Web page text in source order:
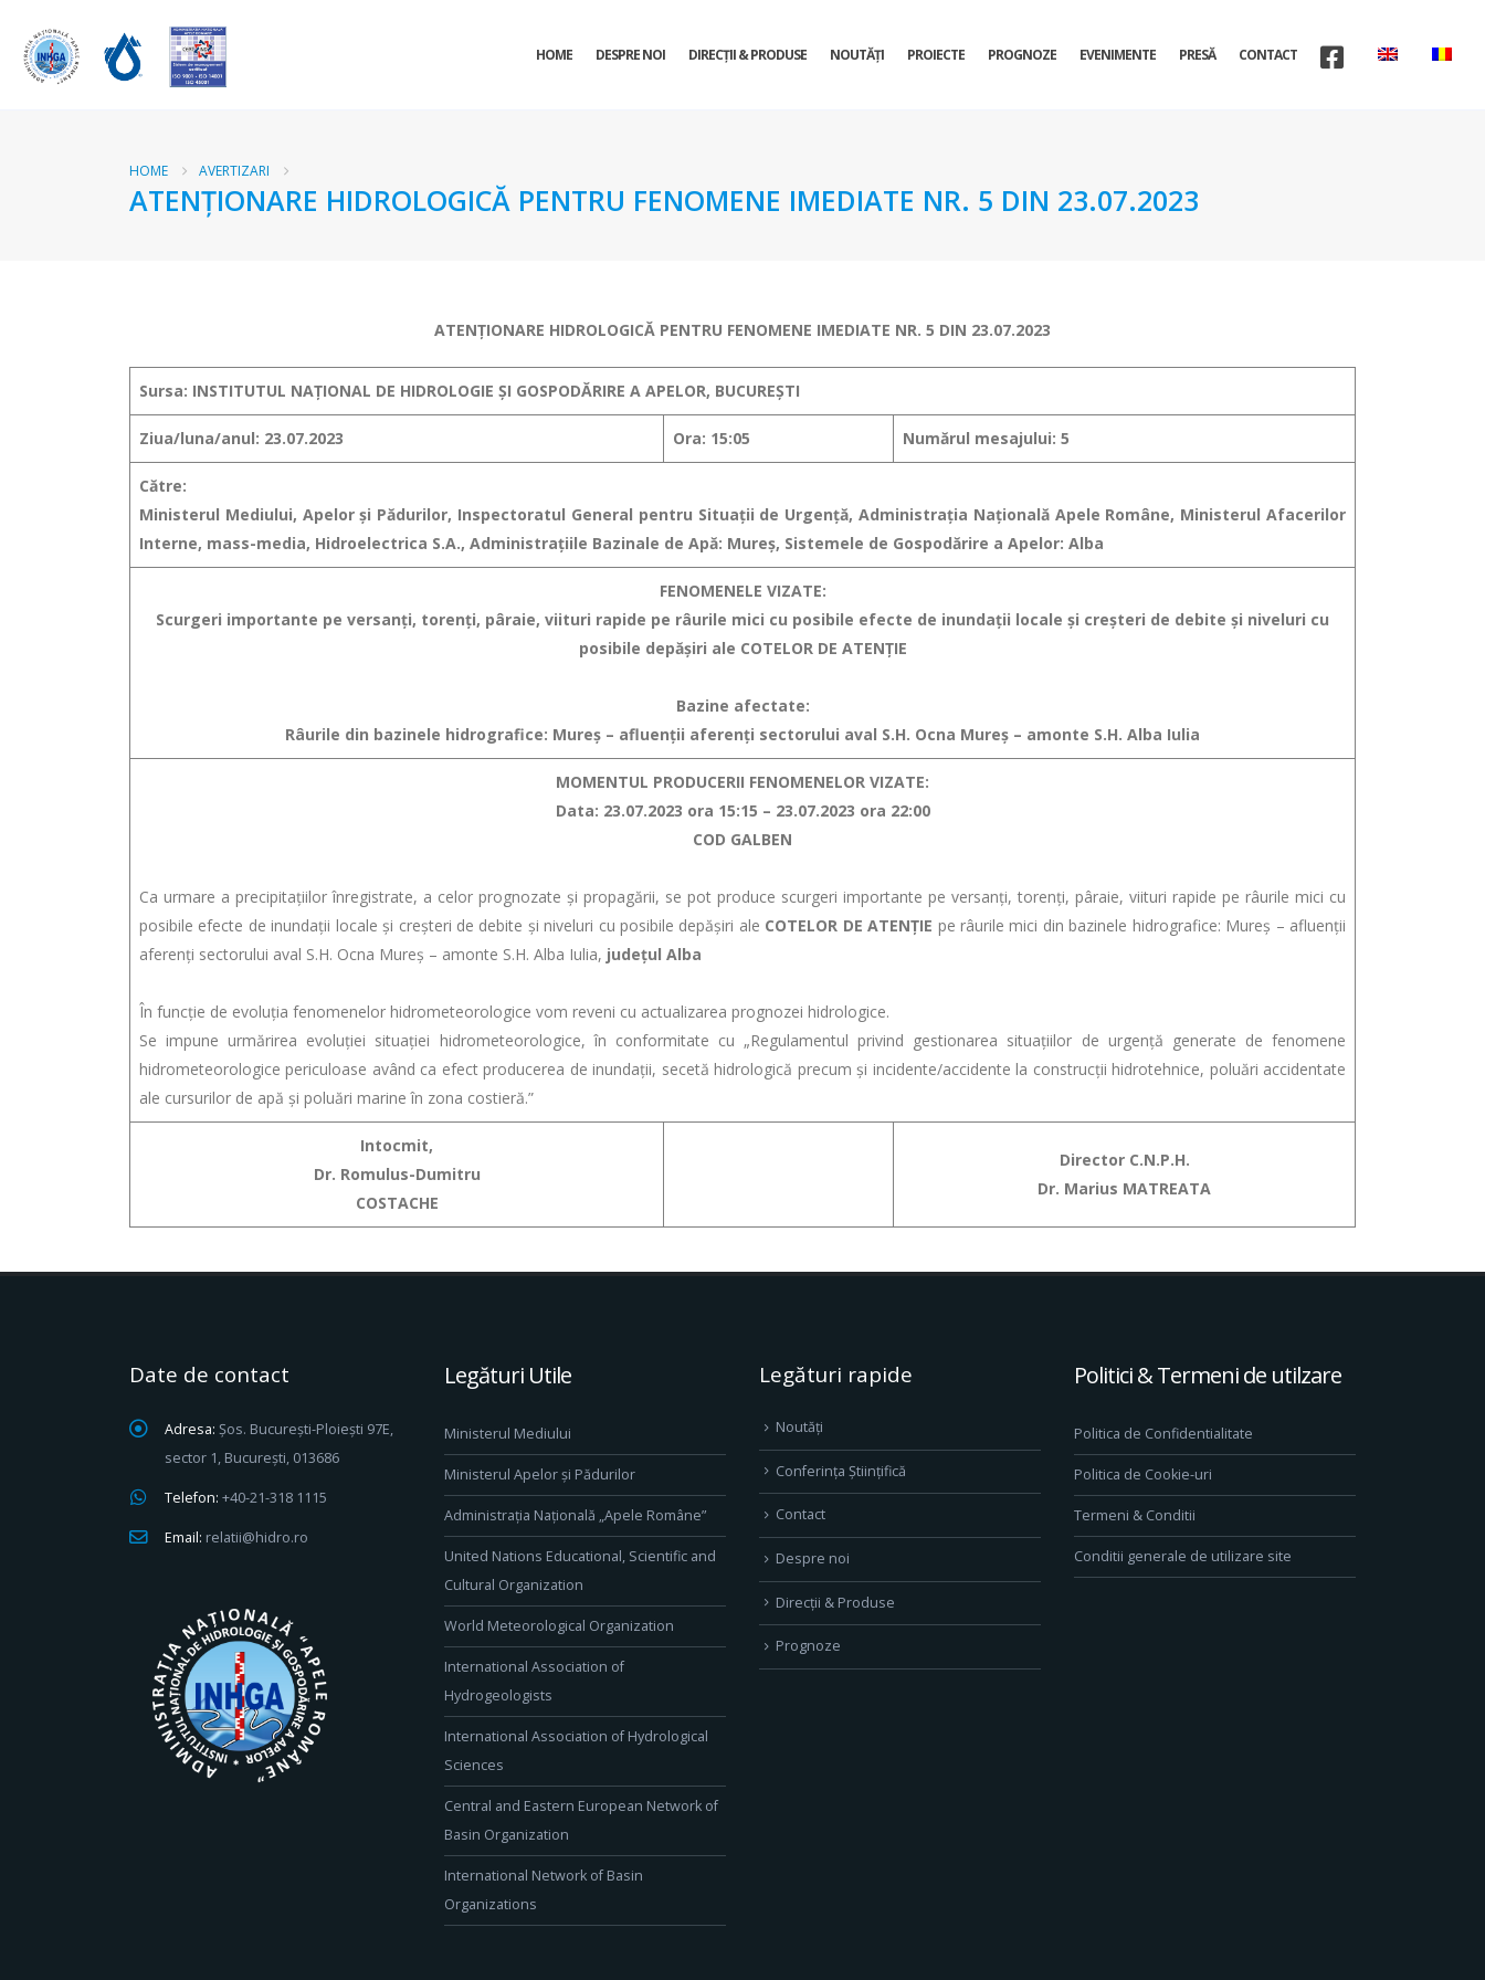
HOME DESPRE NOI DIRECŢII & PRODUSE NOUTĂȚI PROIECTE PROGNOZE EVENIMENTE PRESĂ CONTACT
HOME AVERTIZARI
ATENŢIONARE HIDROLOGICĂ PENTRU FENOMENE IMEDIATE NR. 5 DIN 23.07.2023
ATENŢIONARE HIDROLOGICĂ PENTRU FENOMENE IMEDIATE NR. 5 DIN 23.07.2023
Sursa: INSTITUTUL NAȚIONAL DE HIDROLOGIE ȘI GOSPODĂRIRE A APELOR, BUCUREȘTI
Ziua/luna/anul: 23.07.2023 Ora: 15:05 Numărul mesajului: 5
Către:
Ministerul Mediului, Apelor şi Pădurilor, Inspectoratul General pentru Situaţii de Urgenţă, Administraţia Naţională Apele Române, Ministerul Afacerilor
Interne, mass-media, Hidroelectrica S.A., Administraţiile Bazinale de Apă: Mureș, Sistemele de Gospodărire a Apelor: Alba
FENOMENELE VIZATE:
Scurgeri importante pe versanţi, torenţi, pâraie, viituri rapide pe râurile mici cu posibile efecte de inundaţii locale şi creşteri de debite şi niveluri cu
posibile depăşiri ale COTELOR DE ATENŢIE
Bazine afectate:
Râurile din bazinele hidrografice: Mureș – afluenții aferenți sectorului aval S.H. Ocna Mureș – amonte S.H. Alba Iulia
MOMENTUL PRODUCERII FENOMENELOR VIZATE:
Data: 23.07.2023 ora 15:15 – 23.07.2023 ora 22:00
COD GALBEN
Ca urmare a precipitaţiilor înregistrate, a celor prognozate şi propagării, se pot produce scurgeri importante pe versanţi, torenţi, pâraie, viituri rapide pe râurile mici cu
posibile efecte de inundaţii locale şi creşteri de debite şi niveluri cu posibile depăşiri ale COTELOR DE ATENŢIE pe râurile mici din bazinele hidrografice: Mureș – afluenții
aferenți sectorului aval S.H. Ocna Mureș – amonte S.H. Alba Iulia, județul Alba
În funcție de evoluția fenomenelor hidrometeorologice vom reveni cu actualizarea prognozei hidrologice.
Se impune urmărirea evoluției situației hidrometeorologice, în conformitate cu „Regulamentul privind gestionarea situațiilor de urgență generate de fenomene
hidrometeorologice periculoase având ca efect producerea de inundații, secetă hidrologică precum și incidente/accidente la construcții hidrotehnice, poluări accidentate
ale cursurilor de apă și poluări marine în zona costieră.”
Intocmit,
Dr. Romulus-Dumitru
COSTACHE
Director C.N.P.H.
Dr. Marius MATREATA
Date de contact
Adresa: Șos. București-Ploiești 97E,
sector 1, București, 013686
Telefon: +40-21-318 1115
Email: relatii@hidro.ro
Legături Utile
Ministerul Mediului
Ministerul Apelor și Pădurilor
Administrația Națională „Apele Române”
United Nations Educational, Scientific and
Cultural Organization
World Meteorological Organization
International Association of
Hydrogeologists
International Association of Hydrological
Sciences
Central and Eastern European Network of
Basin Organization
International Network of Basin
Organizations
Legături rapide
Noutăți
Conferința Științifică
Contact
Despre noi
Direcţii & Produse
Prognoze
Politici & Termeni de utilzare
Politica de Confidentialitate
Politica de Cookie-uri
Termeni & Conditii
Conditii generale de utilizare site